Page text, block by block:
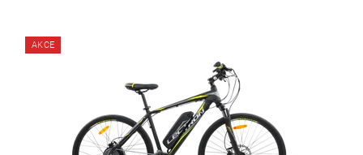
AKCE